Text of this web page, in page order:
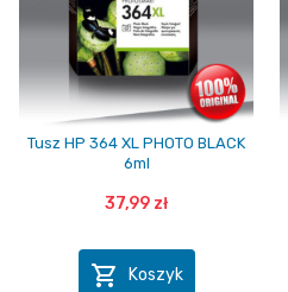
Tusz HP 364 XL PHOTO BLACK
6ml
37,99 zł
 Koszyk